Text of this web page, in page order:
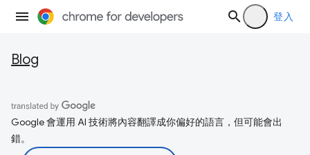
登入
Blog
Google 會運用 AI 技術將內容翻譯成你偏好的語言，但可能會出
錯。